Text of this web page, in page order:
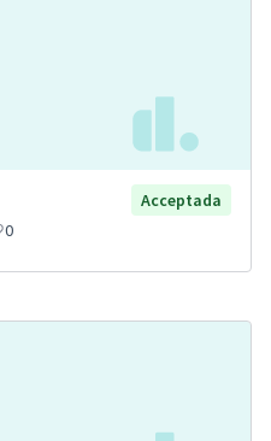
Acceptada
0